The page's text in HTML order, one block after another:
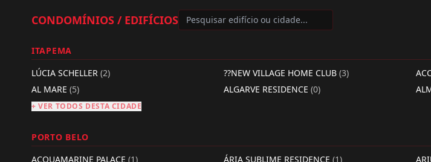
CONDOMÍNIOS / EDIFÍCIOS
ITAPEMA
LÚCIA SCHELLER (2) ??NEW VILLAGE HOME CLUB (3)
AL MARE (5) ALGARVE RESIDENCE (0)
+ VER TODOS DESTA CIDADE
PORTO BELO
ACQUAMARINE PALACE (1) ÁRIA SUBLIME RESIDENCE (1)